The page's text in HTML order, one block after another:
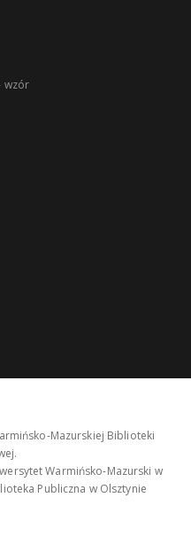
wzór
Mazurskiej Biblioteki
Warmińsko-Mazurski w
Publiczna w Olsztynie